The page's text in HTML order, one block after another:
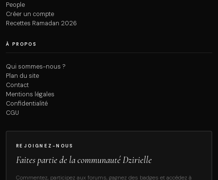
People
Créer un compte
Recettes Ramadan 2026
À PROPOS
Qui sommes-nous ?
Plan du site
Contact
Mentions légales
Confidentialité
CGU
REJOIGNEZ-NOUS
Faites partie de la communauté Dzirielle
Commentez, participez aux forums, gagnez des badges et accédez à